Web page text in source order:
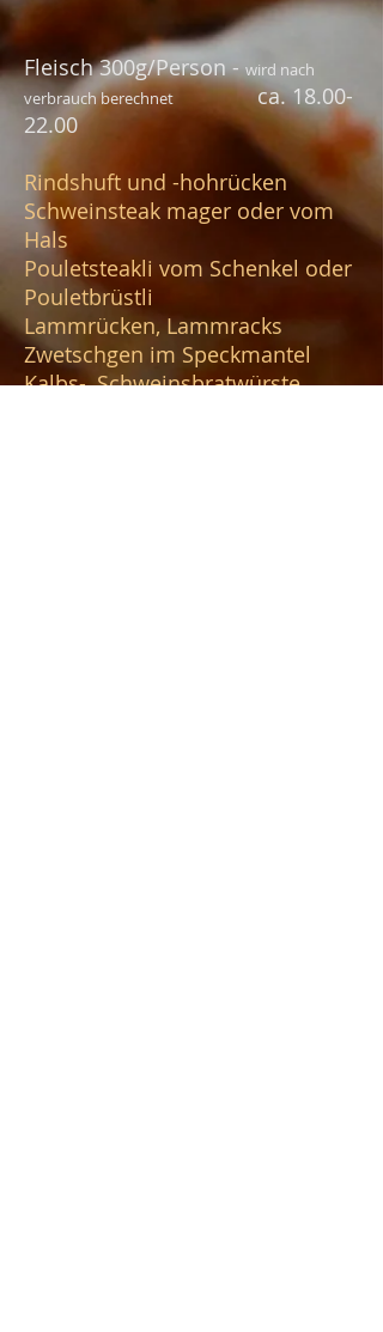
Fleisch 300g/Person -wird nach
verbrauch berechnetca.18.00-
22.00
Rindshuft und -hohrücken
Schweinsteak mager oder vom
Hals
Pouletsteakli vom Schenkel oder
Pouletbrüstli
Lammrücken, Lammracks
Zwetschgen im Speckmantel
Kalbs-, Schweinsbratwürste